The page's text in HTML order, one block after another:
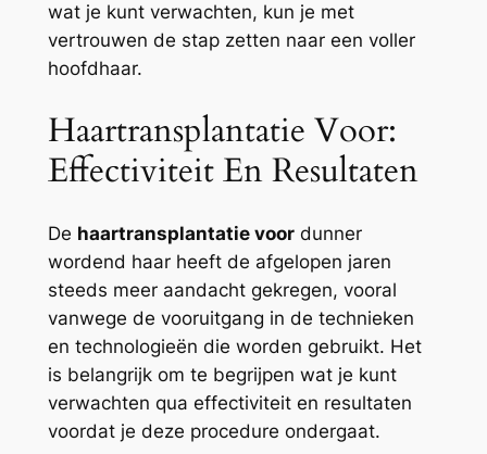
wat je kunt verwachten, kun je met
vertrouwen de stap zetten naar een voller
hoofdhaar.
Haartransplantatie Voor:
Effectiviteit En Resultaten
De haartransplantatie voordunner
wordend haar heeft de afgelopen jaren
steeds meer aandacht gekregen, vooral
vanwege de vooruitgang in de technieken
en technologieën die worden gebruikt. Het
is belangrijk om te begrijpen wat je kunt
verwachten qua effectiviteit en resultaten
voordat je deze procedure ondergaat.